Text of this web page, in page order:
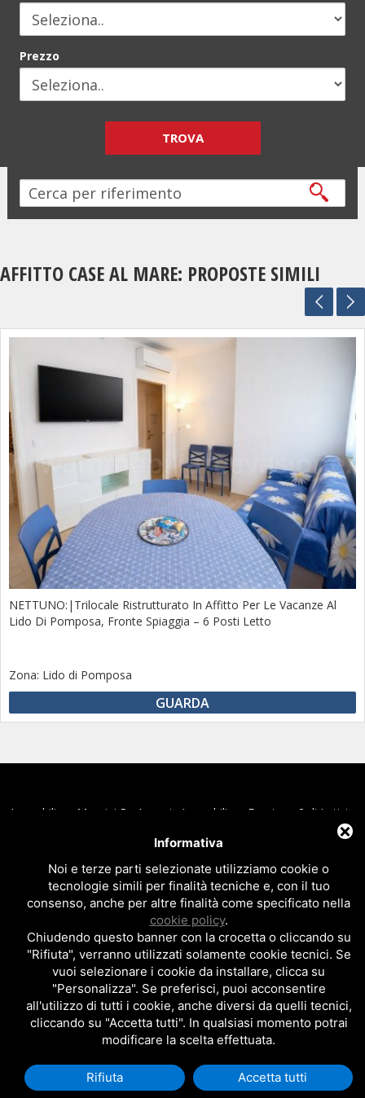
Prezzo
TROVA
AFFITTO CASE AL MARE: PROPOSTE SIMILI
NETTUNO:|Trilocale Ristrutturato In Affitto Per Le Vacanze Al
Lido Di Pomposa, Fronte Spiaggia – 6 Posti Letto
Zona: Lido di Pomposa
GUARDA
Immobiliare Mazzini By Agenzia Immobiliare Evasione 2 di Letizia
Affitti e Vendite appartamenti, villette, case vacanze fronte
mare al Lido di Pomposa e Scacchi
Via Mare Adriatico, 9 - 44020 Lido di Pomposa - Comacchio (Fe) Italy
C.F. e P.IVA 01894670387 - Numero REA:FE - 207643
Tel.+39 0533.381937 - Fax.+39 0533.388231 - Email
info@immobiliaremazzini.it|info@immobiliareevasione.it
Privacy policy|Cookie policy|Note legali
Sito realizzato daTopsuimotori
Informativa
Noi e terze parti selezionate utilizziamo cookie o
tecnologie simili per finalità tecniche e, con il tuo
consenso, anche per altre finalità come specificato nella
cookie policy.
Chiudendo questo banner con la crocetta o cliccando su
"Rifiuta", verranno utilizzati solamente cookie tecnici. Se
vuoi selezionare i cookie da installare, clicca su
"Personalizza". Se preferisci, puoi acconsentire
all'utilizzo di tutti i cookie, anche diversi da quelli tecnici,
cliccando su "Accetta tutti". In qualsiasi momento potrai
modificare la scelta effettuata.
Rifiuta Accetta tutti